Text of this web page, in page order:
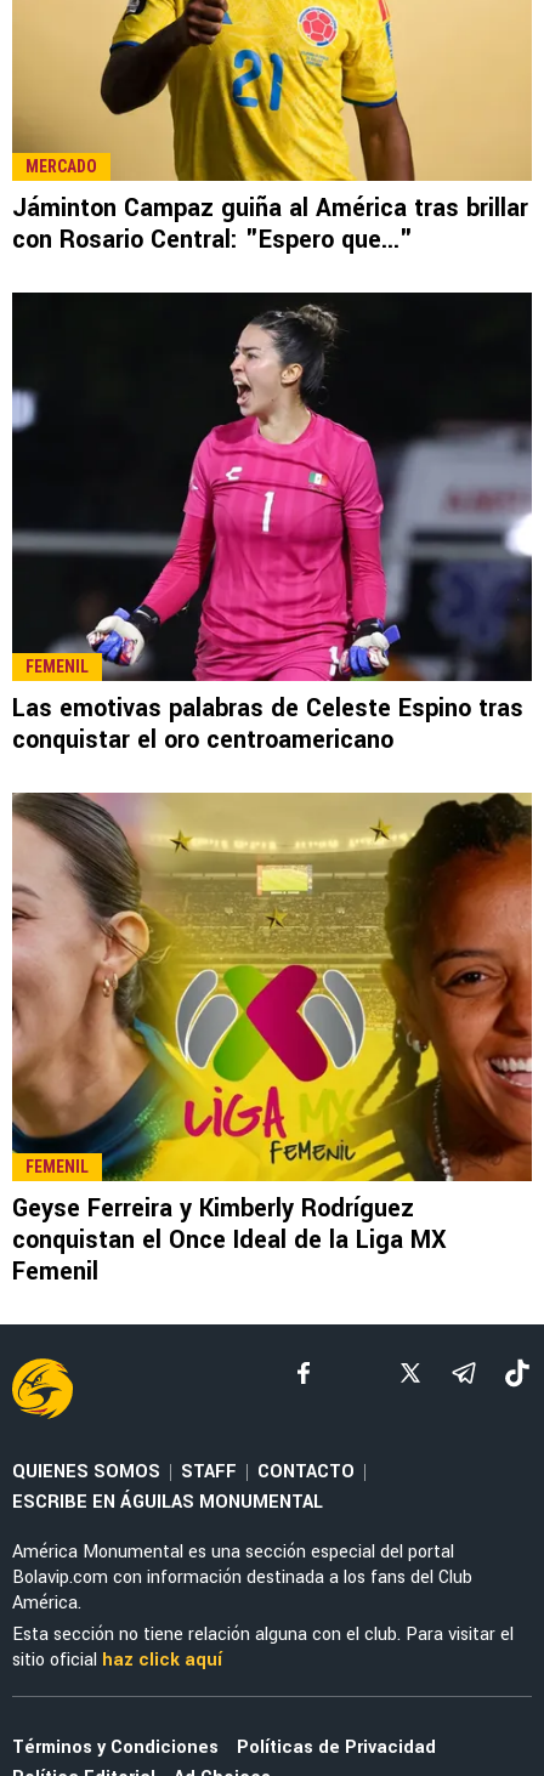
LEE TAMBIÉN
LEAGUES CUP 2026
La tajante frase de Guillermo Almada sobre la
actuación de Alan Cervantes ante San Diego
FC